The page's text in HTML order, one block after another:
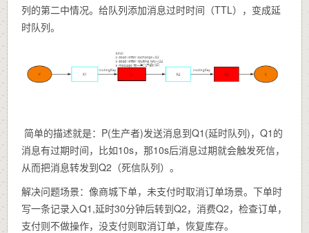
列的第二中情况。给队列添加消息过时时间（TTL），变成延
时队列。
简单的描述就是：P(生产者)发送消息到Q1(延时队列)，Q1的
消息有过期时间，比如10s，那10s后消息过期就会触发死信，
从而把消息转发到Q2（死信队列）。
解决问题场景：像商城下单，未支付时取消订单场景。下单时
写一条记录入Q1,延时30分钟后转到Q2，消费Q2，检查订单，
支付则不做操作，没支付则取消订单，恢复库存。